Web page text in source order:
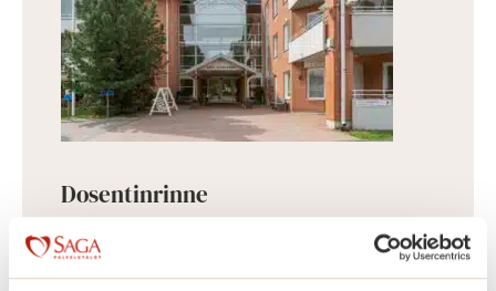
Dosentinrinne
Vuonna 2009 valmistunut
Dosentinrinne on Saga Munkkiniemen